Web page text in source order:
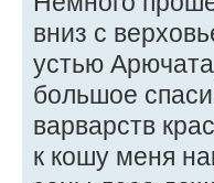
вниз с
устью
большое
варварств
к кошу меня